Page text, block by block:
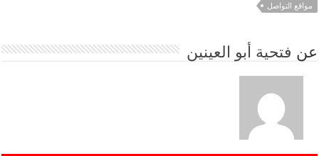
مواقع التواصل
عن فتحية أبو العينين